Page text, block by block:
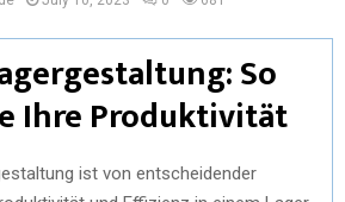
So
Ihre Produktivität
ist von entscheidender